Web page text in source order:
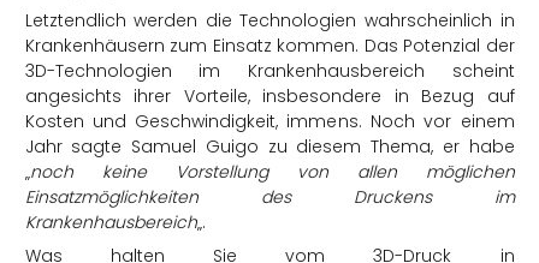
Letztendlich werden die Technologien wahrscheinlich in
Krankenhäusern zum Einsatz kommen. Das Potenzial der
3D-Technologien im Krankenhausbereich scheint
angesichts ihrer Vorteile, insbesondere in Bezug auf
Kosten und Geschwindigkeit, immens. Noch vor einem
Jahr sagte Samuel Guigo zu diesem Thema, er habe
„noch keine Vorstellung von allen möglichen
Einsatzmöglichkeiten des Druckens im
Krankenhausbereich„.
Was halten Sie vom 3D-Druck in